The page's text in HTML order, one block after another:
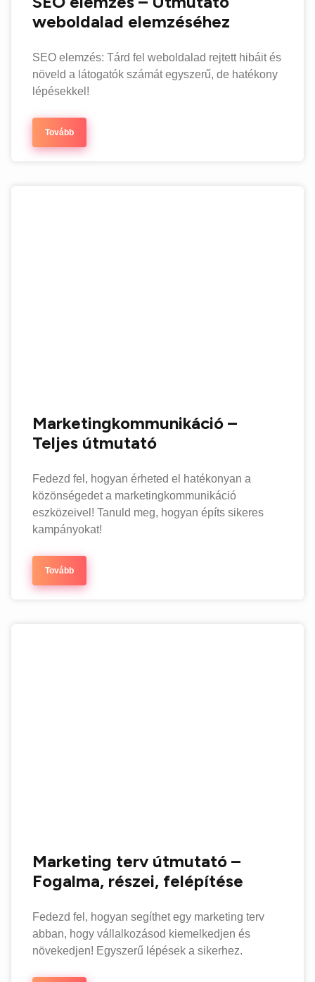
weboldalad elemzéséhez
SEO elemzés: Tárd fel weboldalad rejtett hibáit és
növeld a látogatók számát egyszerű, de hatékony
lépésekkel!
Tovább
Marketingkommunikáció –
Teljes útmutató
Fedezd fel, hogyan érheted el hatékonyan a
közönségedet a marketingkommunikáció
eszközeivel! Tanuld meg, hogyan építs sikeres
kampányokat!
Tovább
Marketing terv útmutató –
Fogalma, részei, felépítése
Fedezd fel, hogyan segíthet egy marketing terv
abban, hogy vállalkozásod kiemelkedjen és
növekedjen! Egyszerű lépések a sikerhez.